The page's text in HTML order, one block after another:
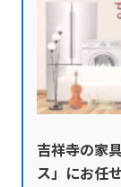
吉祥寺の家
ス」にお任